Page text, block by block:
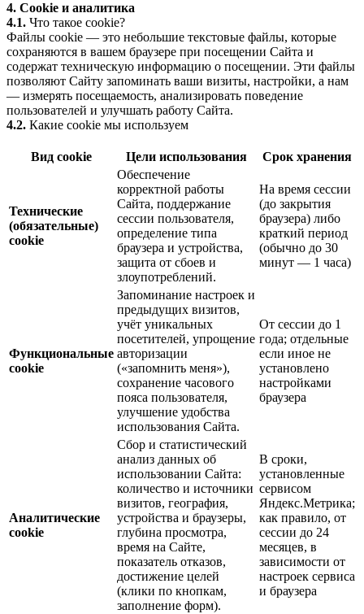
4. Cookie и аналитика
4.1. Что такое cookie?
Файлы cookie — это небольшие текстовые файлы, которые
сохраняются в вашем браузере при посещении Сайта и
содержат техническую информацию о посещении. Эти файлы
позволяют Сайту запоминать ваши визиты, настройки, а нам
— измерять посещаемость, анализировать поведение
пользователей и улучшать работу Сайта.
4.2. Какие cookie мы используем
Вид cookie Цели использования Срок хранения
Технические
(обязательные)
cookie
Обеспечение
корректной работы
Сайта, поддержание
сессии пользователя,
определение типа
браузера и устройства,
защита от сбоев и
злоупотреблений.
На время сессии
(до закрытия
браузера) либо
краткий период
(обычно до 30
минут — 1 часа)
Функциональные
cookie
Запоминание настроек и
предыдущих визитов,
учёт уникальных
посетителей, упрощение
авторизации
(«запомнить меня»),
сохранение часового
пояса пользователя,
улучшение удобства
использования Сайта.
От сессии до 1
года; отдельные
если иное не
установлено
настройками
браузера
Аналитические
cookie
Сбор и статистический
анализ данных об
использовании Сайта:
количество и источники
визитов, география,
устройства и браузеры,
глубина просмотра,
время на Сайте,
показатель отказов,
достижение целей
(клики по кнопкам,
заполнение форм).
В сроки,
установленные
сервисом
Яндекс.Метрика;
как правило, от
сессии до 24
месяцев, в
зависимости от
настроек сервиса
и браузера